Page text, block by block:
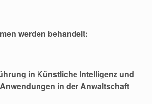
werden behandelt:
in Künstliche Intelligenz und
in der Anwaltschaft